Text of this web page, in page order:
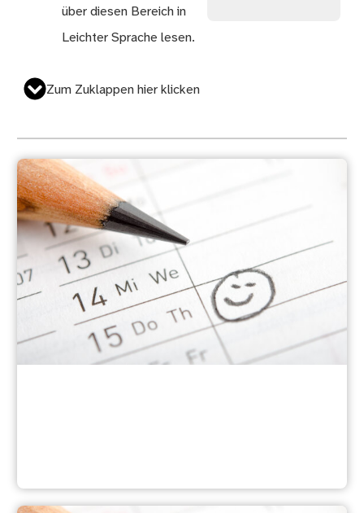
über diesen Bereich in
Leichter Sprache lesen.
Zum Zuklappen hier klicken